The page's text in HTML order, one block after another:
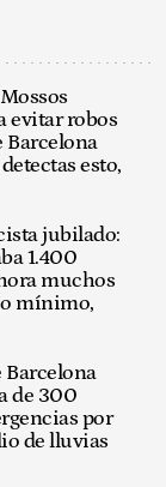
evitar robos
Barcelona
esto,
jubilado:
1.400
muchos
mínimo,
Barcelona
de 300
por
de lluvias